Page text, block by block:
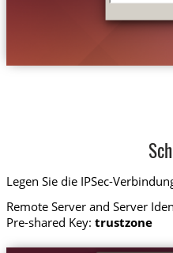
Legen Sie die IPSec-
Remote Server and Server
Pre-shared Key: trustzone